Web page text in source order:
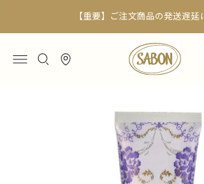
6,000円以上で送料無料